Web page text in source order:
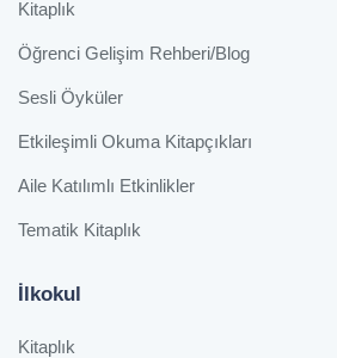
Kitaplık
Öğrenci Gelişim Rehberi/Blog
Sesli Öyküler
Etkileşimli Okuma Kitapçıkları
Aile Katılımlı Etkinlikler
Tematik Kitaplık
İlkokul
Kitaplık